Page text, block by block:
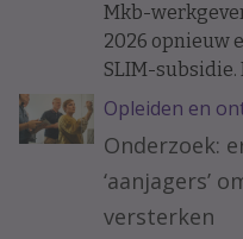
Mkb-
2026 opnieuw
SLIM-
het ministerie
binnen
Opleiden en
Onderzoek:
‘aanjagers’
versterken